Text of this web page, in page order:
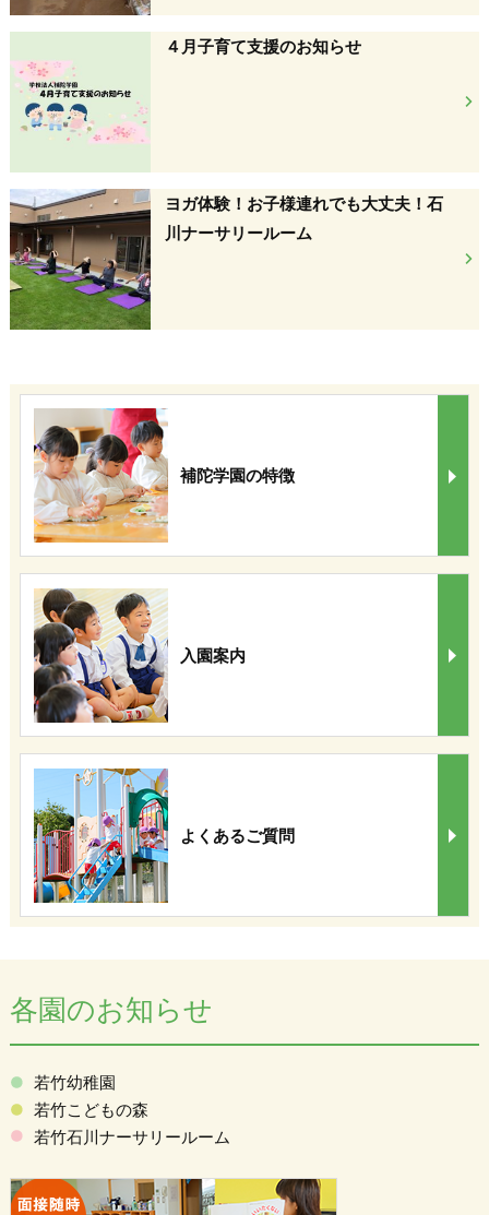
４月子育て支援のお知らせ
ヨガ体験！お子様連れでも大丈夫！石
川ナーサリールーム
補陀学園の特徴
入園案内
よくあるご質問
各園のお知らせ
若竹幼稚園
若竹こどもの森
若竹石川ナーサリールーム